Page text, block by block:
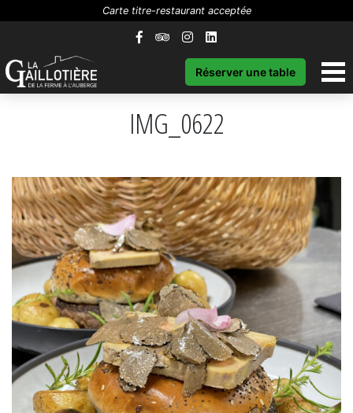
Carte titre-restaurant acceptée
Réserver une table
IMG_0622